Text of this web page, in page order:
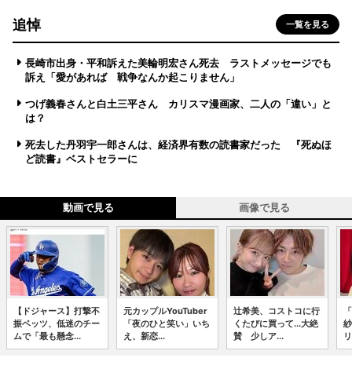
追悼 一覧を見る
長崎市出身・平和訴えた美輪明宏さん死去 ラストメッセージでも
訴え「愛があれば 戦争なんか起こりません」
つげ義春さんと白土三平さん カリスマ漫画家、二人の「違い」と
は？
死去した丹羽宇一郎さんは、経済界有数の読書家だった 『死ぬほ
ど読書』ベストセラーに
動画で見る 画像で見る
【ドジャース】打撃不
振ベッツ、低迷のチー
ムで「最も懸念...
元カップルYouTuber
「夜のひと笑い」いち
え、新恋...
辻希美、コストコに行
くたびに買って...大絶
賛 少しア...